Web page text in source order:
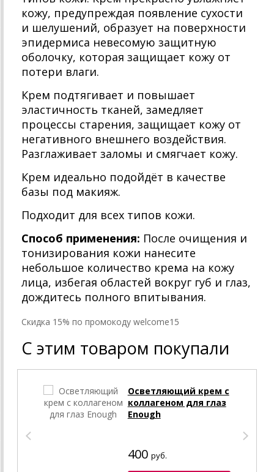
кожу, предупреждая появление сухости
и шелушений, образует на поверхности
эпидермиса невесомую защитную
оболочку, которая защищает кожу от
потери влаги.
Крем подтягивает и повышает
эластичность тканей, замедляет
процессы старения, защищает кожу от
негативного внешнего воздействия.
Разглаживает заломы и смягчает кожу.
Крем идеально подойдёт в качестве
базы под макияж.
Подходит для всех типов кожи.
Способ применения: После очищения и
тонизирования кожи нанесите
небольшое количество крема на кожу
лица, избегая областей вокруг губ и глаз,
дождитесь полного впитывания.
Cкидка 15% по промокоду welcome15
С этим товаром покупали
Осветляющий крем с
коллагеном для глаз
Enough
400 руб.